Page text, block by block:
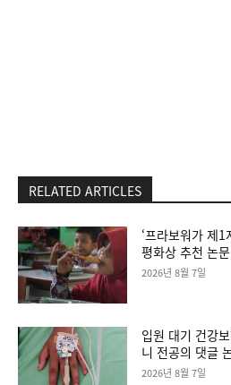
RELATED ARTICLES
‘프라보워가 제
평화상 추천 논
2026년 8월 7일
입원 대기 건강
니 전공의 댓글
2026년 8월 7일